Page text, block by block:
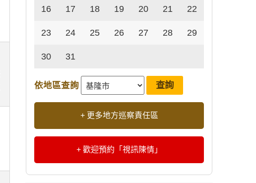
16 17 18 19 20 21 22
23 24 25 26 27 28 29
30 31
依地區查詢
+ 更多地方巡察責任區
+ 歡迎預約「視訊陳情」